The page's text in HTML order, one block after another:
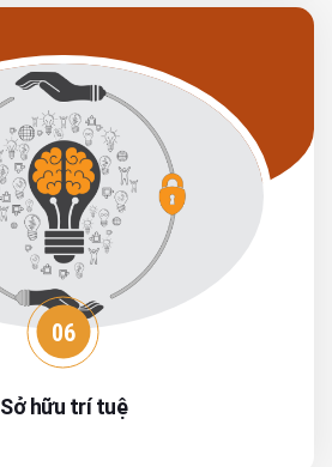
06
Sở hữu trí tuệ